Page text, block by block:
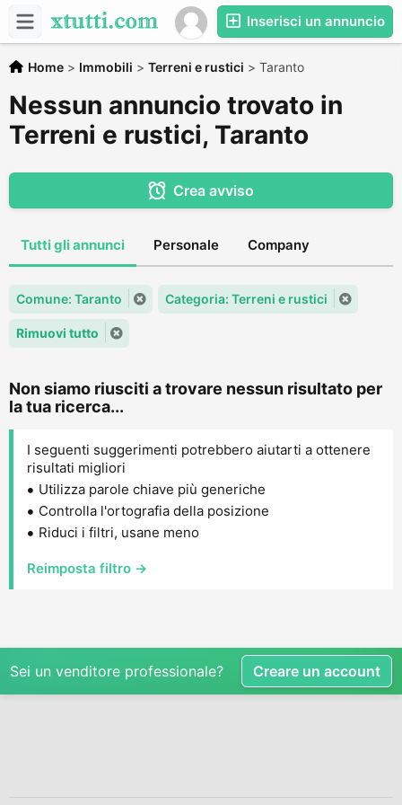
Inserisci un annuncio
Home > Immobili > Terreni e rustici > Taranto
Nessun annuncio trovato in
Terreni e rustici, Taranto
Crea avviso
Tutti gli annunci Personale Company
Comune: Taranto Categoria: Terreni e rustici
Rimuovi tutto
Non siamo riusciti a trovare nessun risultato per
la tua ricerca...
I seguenti suggerimenti potrebbero aiutarti a ottenere
risultati migliori
Utilizza parole chiave più generiche
Controlla l'ortografia della posizione
Riduci i filtri, usane meno
Reimposta filtro →
Sei un venditore professionale? Creare un account